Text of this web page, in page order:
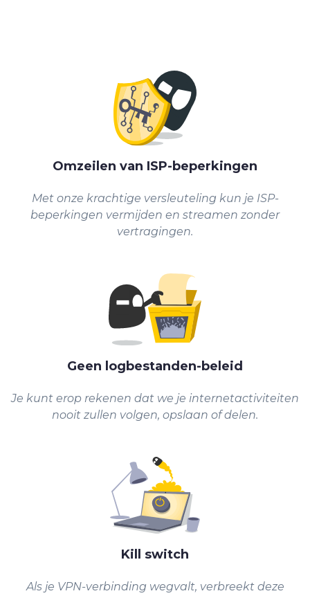
Omzeilen van ISP-beperkingen
Met onze krachtige versleuteling kun je ISP-
beperkingen vermijden en streamen zonder
vertragingen.
Geen logbestanden-beleid
Je kunt erop rekenen dat we je internetactiviteiten
nooit zullen volgen, opslaan of delen.
Kill switch
Als je VPN-verbinding wegvalt, verbreekt deze